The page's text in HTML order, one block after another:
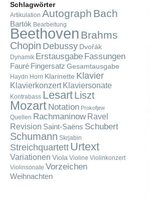
Schlagwörter
Artikulation Autograph Bach
Bartók Bearbeitung
Beethoven Brahms
Chopin Debussy Dvořák
Dynamik Erstausgabe Fassungen
Fauré Fingersatz Gesamtausgabe
Haydn Horn Klarinette Klavier
Klavierkonzert Klaviersonate
Kontrabass LesartLiszt
Mozart Notation Prokofjew
Quellen Rachmaninow Ravel
Revision Saint-Saëns Schubert
Schumann Skrjabin
Streichquartett Urtext
Variationen Viola Violine Violinkonzert
Violinsonate Vorzeichen
Weihnachten